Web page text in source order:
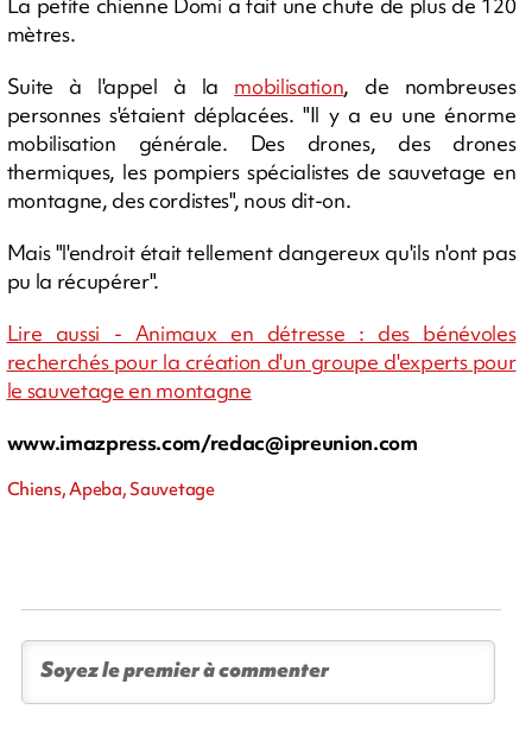
mètres.
Suite à l'appel à la mobilisation, de nombreuses
personnes s'étaient déplacées. "Il y a eu une énorme
mobilisation générale. Des drones, des drones
thermiques, les pompiers spécialistes de sauvetage en
montagne, des cordistes", nous dit-on.
Mais "l'endroit était tellement dangereux qu'ils n'ont pas
pu la récupérer".
Lire aussi - Animaux en détresse : des bénévoles
recherchés pour la création d'un groupe d'experts pour
le sauvetage en montagne
www.imazpress.com/redac@ipreunion.com
Chiens, Apeba, Sauvetage